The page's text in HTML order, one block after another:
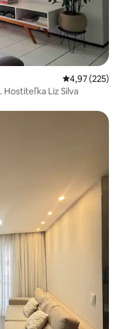
Priemerné
4,97 (225)
Liz Silva